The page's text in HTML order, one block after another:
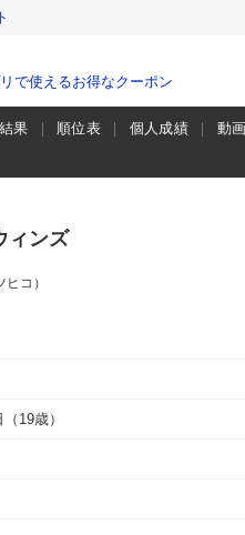
で使えるお得なクーポン
果 順位表 個人成績 動画
ィンズ
ヒコ）
19歳）